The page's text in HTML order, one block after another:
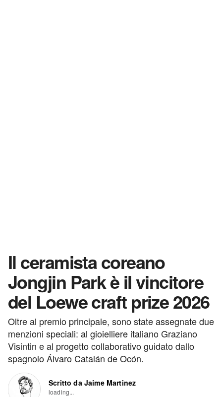
Il ceramista coreano
Jongjin Park è il vincitore
del Loewe craft prize 2026
Oltre al premio principale, sono state assegnate due
menzioni speciali: al gioielliere italiano Graziano
Visintin e al progetto collaborativo guidato dallo
spagnolo Álvaro Catalán de Ocón.
Scritto da Jaime Martinez
loading...